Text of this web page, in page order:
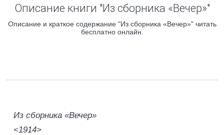
Описание книги "Из сборника «Вечер»"
Описание и краткое содержание "Из сборника «Вечер»" читать
бесплатно онлайн.
Из сборника «Вечер»
<1914>